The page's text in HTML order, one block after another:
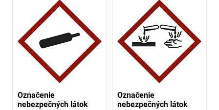
Označenie
nebezpečných látok
Označenie
nebezpečných látok